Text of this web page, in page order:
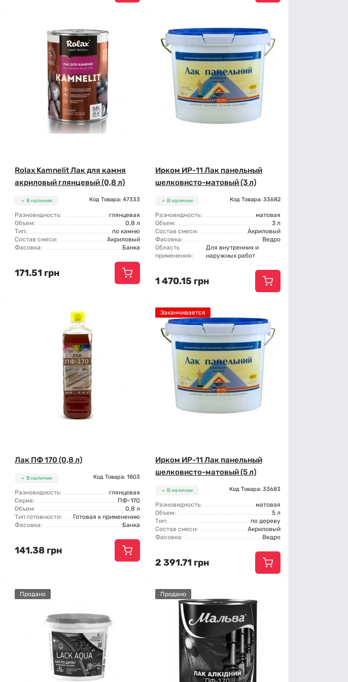
Rolax Kamnelit Лак для камня
акриловый глянцевый (0,8 л)
В наличии Код Товара: 47333
Разновидность:
глянцевая
Объем:
0,8 л
Тип:
по камню
Состав смеси:
Акриловый
Фасовка:
Банка
171.51 грн
Ирком ИР-11 Лак панельный
шелковисто-матовый (3 л)
В наличии Код Товара: 33682
Разновидность:
матовая
Объем:
3 л
Состав смеси:
Акриловый
Фасовка:
Ведро
Область
применения:
Для внутренних и
наружных работ
1 470.15 грн
Лак ПФ 170 (0,8 л)
В наличии Код Товара: 1803
Разновидность:
глянцевая
Серия:
ПФ-170
Объем:
0,8 л
Тип готовности:
Готовая к применению
Фасовка:
Банка
141.38 грн
Заканчивается
Ирком ИР-11 Лак панельный
шелковисто-матовый (5 л)
В наличии Код Товара: 33683
Разновидность:
матовая
Объем:
5 л
Тип:
по дереву
Состав смеси:
Акриловый
Фасовка:
Ведро
2 391.71 грн
Продано Продано